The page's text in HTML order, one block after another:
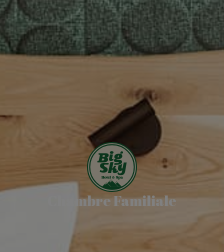
Chambre Familiale